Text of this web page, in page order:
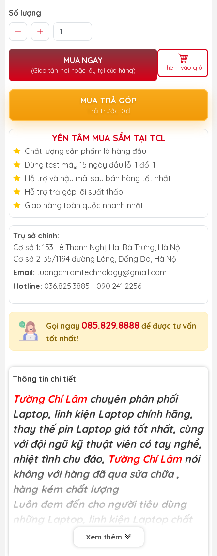
Số lượng
MUA NGAY
(Giao tận nơi hoặc lấy tại cửa hàng) Thêm vào giỏ
MUA TRẢ GÓP
Trả trước 0đ
YÊN TÂM MUA SẮM TẠI TCL
Chất lượng sản phẩm là hàng đầu
Dùng test máy 15 ngày đầu lỗi 1 đổi 1
Hỗ trợ và hậu mãi sau bán hàng tốt nhất
Hỗ trợ trả góp lãi suất thấp
Giao hàng toàn quốc nhanh nhất
Trụ sở chính:
Cơ sở 1: 153 Lê Thanh Nghị, Hai Bà Trưng, Hà Nội
Cơ sở 2: 35/1194 đường Láng, Đống Đa, Hà Nội
Email: tuongchilamtechnology@gmail.com
Hotline: 036.825.3885 - 090.241.2256
Gọi ngay 085.829.8888 để được tư vấn
tốt nhất!
Thông tin chi tiết
Tường Chí Lâm chuyên phân phối
Laptop, linh kiện Laptop chính hãng,
thay thế pin Laptop giá tốt nhất, cùng
với đội ngũ kỹ thuật viên có tay nghề,
nhiệt tình chu đáo, Tường Chí Lâm nói
không với hàng đã qua sửa chữa ,
hàng kém chất lượng
Luôn đem đến cho người tiêu dùng
những Laptop, linh kiện Laptop chất
Miễn phí công thay tạiTường Chí Lâm
Xem thêm